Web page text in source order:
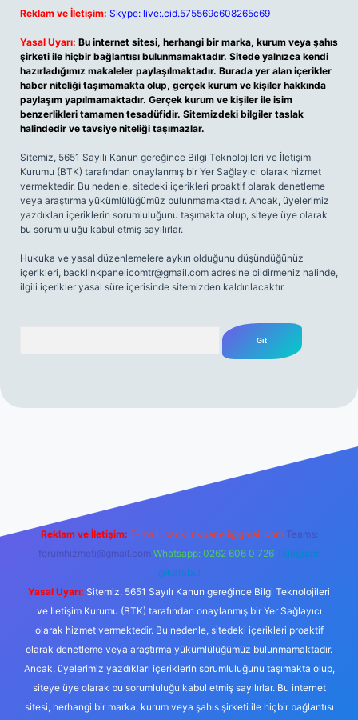
Reklam ve İletişim: Skype: live:.cid.575569c608265c69
Yasal Uyarı: Bu internet sitesi, herhangi bir marka, kurum veya şahıs
şirketi ile hiçbir bağlantısı bulunmamaktadır. Sitede yalnızca kendi
hazırladığımız makaleler paylaşılmaktadır. Burada yer alan içerikler
haber niteliği taşımamakta olup, gerçek kurum ve kişiler hakkında
paylaşım yapılmamaktadır. Gerçek kurum ve kişiler ile isim
benzerlikleri tamamen tesadüfidir. Sitemizdeki bilgiler taslak
halindedir ve tavsiye niteliği taşımazlar.
Sitemiz, 5651 Sayılı Kanun gereğince Bilgi Teknolojileri ve İletişim
Kurumu (BTK) tarafından onaylanmış bir Yer Sağlayıcı olarak hizmet
vermektedir. Bu nedenle, sitedeki içerikleri proaktif olarak denetleme
veya araştırma yükümlülüğümüz bulunmamaktadır. Ancak, üyelerimiz
yazdıkları içeriklerin sorumluluğunu taşımakta olup, siteye üye olarak
bu sorumluluğu kabul etmiş sayılırlar.
Hukuka ve yasal düzenlemelere aykırı olduğunu düşündüğünüz
içerikleri, backlinkpanelicomtr@gmail.com adresine bildirmeniz halinde,
ilgili içerikler yasal süre içerisinde sitemizden kaldırılacaktır.
Reklam ve İletişim: E-mail: backlinkpaneli@gmail.com Teams:
forumhizmeti@gmail.com Whatsapp: 0262 606 0 726 Telegram:
@karabul
Yasal Uyarı: Sitemiz, 5651 Sayılı Kanun gereğince Bilgi Teknolojileri
ve İletişim Kurumu (BTK) tarafından onaylanmış bir Yer Sağlayıcı
olarak hizmet vermektedir. Bu nedenle, sitedeki içerikleri proaktif
olarak denetleme veya araştırma yükümlülüğümüz bulunmamaktadır.
Ancak, üyelerimiz yazdıkları içeriklerin sorumluluğunu taşımakta olup,
siteye üye olarak bu sorumluluğu kabul etmiş sayılırlar. Bu internet
sitesi, herhangi bir marka, kurum veya şahıs şirketi ile hiçbir bağlantısı